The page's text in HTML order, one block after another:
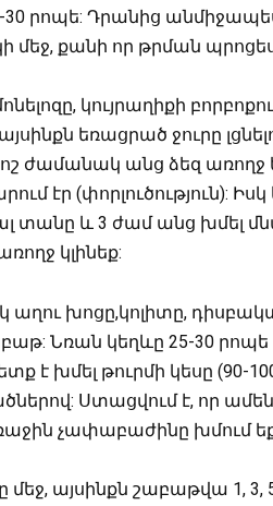
րոպե: Դրանից
քանի որ թրման
կույրաղիքի
եռացրած ջուրը
ժամանակ անց ձեզ առողջ
էր (փորլուծություն): Իսկ
տանը և 3 ժամ անց խմել
կլինեք:
խոցը,կոլիտը,
Նռան կեղևը 25-30 րոպե
է խմել թուրմի կեսը (90-
Ստացվում է, որ ամեն
չափաբաժինը խմում
այսինքն շաբաթվա 1, 3,